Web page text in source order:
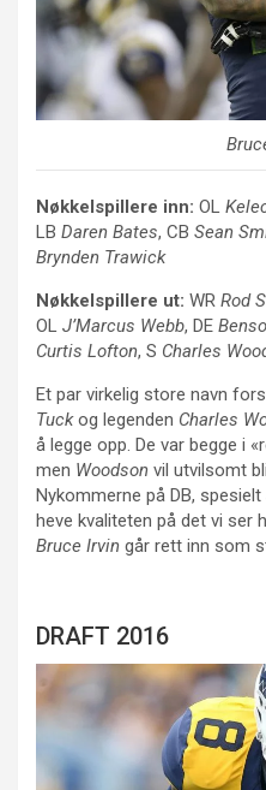
Nøkkelspillere inn: OL
LB Daren Bates, CB Sean
Brynden Trawick
Nøkkelspillere ut: WR Rod
OL J’Marcus Webb, DE
Curtis Lofton, S Charles
Et par virkelig store navn
Tuckog legenden Charles
å legge opp. De var begge i
men Woodson vil utvilsomt
Nykommerne på DB, spesielt
heve kvaliteten på det vi ser
Bruce Irvin går rett inn som
DRAFT 2016